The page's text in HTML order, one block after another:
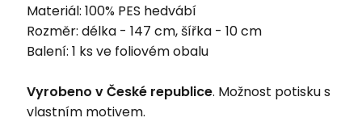
Materiál: 100% PES hedvábí
Rozměr: délka - 147 cm, šířka - 10 cm
Balení: 1 ks ve foliovém obalu
Vyrobeno v České republice. Možnost potisku s
vlastním motivem.